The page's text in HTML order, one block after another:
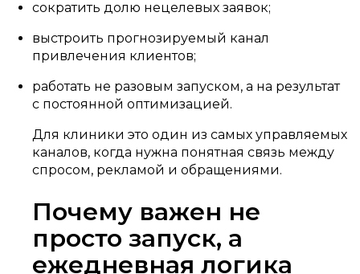
сократить долю нецелевых заявок;
выстроить прогнозируемый канал
привлечения клиентов;
работать не разовым запуском, а на результат
с постоянной оптимизацией.
Для клиники это один из самых управляемых
каналов, когда нужна понятная связь между
спросом, рекламой и обращениями.
Почему важен не
просто запуск, а
ежедневная логика